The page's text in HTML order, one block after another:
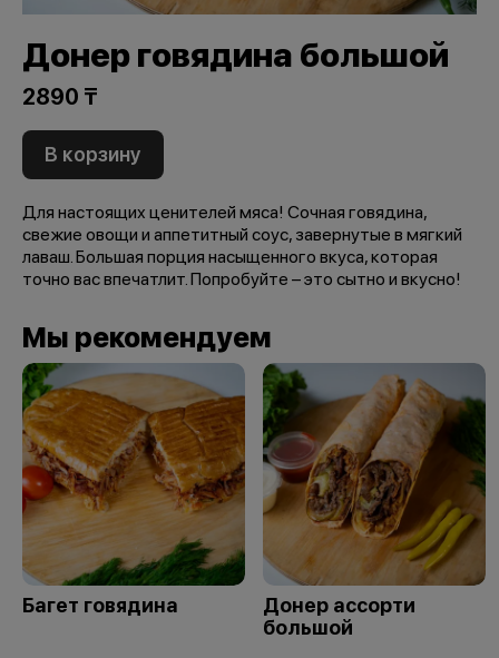
Донер говядина большой
2890 ₸
В корзину
Для настоящих ценителей мяса! Сочная говядина,
свежие овощи и аппетитный соус, завернутые в мягкий
лаваш. Большая порция насыщенного вкуса, которая
точно вас впечатлит. Попробуйте – это сытно и вкусно!
Мы рекомендуем
Багет говядина
Донер ассорти
большой